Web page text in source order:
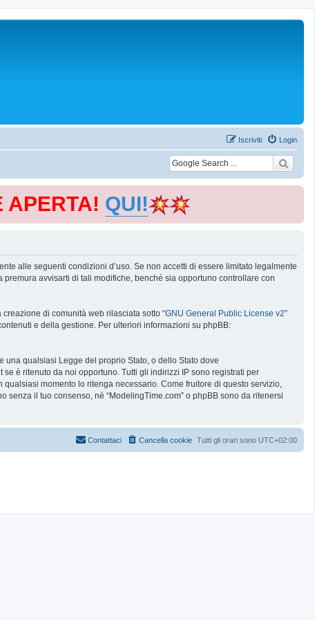
Login
Iscriviti
APERTA! QUI!
alle seguenti condizioni d’uso. Se non accetti di essere limitato legalmente
avvisarti di tali modifiche, benché sia opportuno controllare con
creazione di comunità web rilasciata sotto “GNU General Public License v2”
e della gestione. Per ulteriori informazioni su phpBB:
qualsiasi Legge del proprio Stato, o dello Stato dove
è ritenuto da noi opportuno. Tutti gli indirizzi IP sono registrati per
momento lo ritenga necessario. Come fruitore di questo servizio,
il tuo consenso, né “ModelingTime.com” o phpBB sono da ritenersi
Tutti gli orari sono UTC+02:00
Cancella cookie
Contattaci